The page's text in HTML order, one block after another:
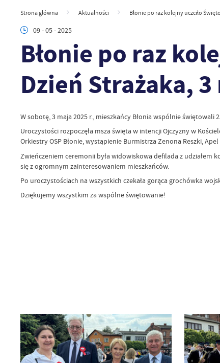
Strona główna Aktualności Błonie po raz kolejny uczciło
09 - 05 - 2025
Błonie po raz
Dzień Strażaka,
W sobotę, 3 maja 2025 r., mieszkańcy Błonia wspólnie
Uroczystości rozpoczęła msza święta w intencji Ojczyzny w
Orkiestry OSP Błonie, wystąpienie Burmistrza Zenona Reszki,
Zwieńczeniem ceremonii była widowiskowa defilada z udziałem
się z ogromnym zainteresowaniem mieszkańców.
Po uroczystościach na wszystkich czekała gorąca grochówka
Dziękujemy wszystkim za wspólne świętowanie!